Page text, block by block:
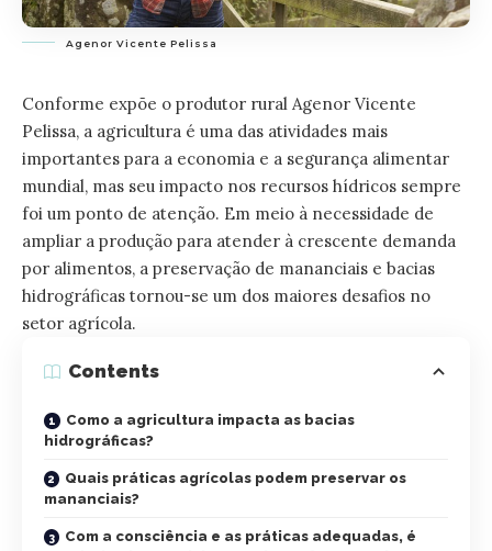
Agenor Vicente Pelissa
Conforme expõe o produtor rural Agenor Vicente
Pelissa, a agricultura é uma das atividades mais
importantes para a economia e a segurança alimentar
mundial, mas seu impacto nos recursos hídricos sempre
foi um ponto de atenção. Em meio à necessidade de
ampliar a produção para atender à crescente demanda
por alimentos, a preservação de mananciais e bacias
hidrográficas tornou-se um dos maiores desafios no
setor agrícola.
Contents
Como a agricultura impacta as bacias
hidrográficas?
Quais práticas agrícolas podem preservar os
mananciais?
Com a consciência e as práticas adequadas, é